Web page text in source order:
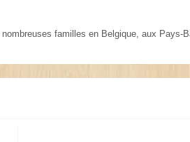
familles en Belgique, aux Pays-